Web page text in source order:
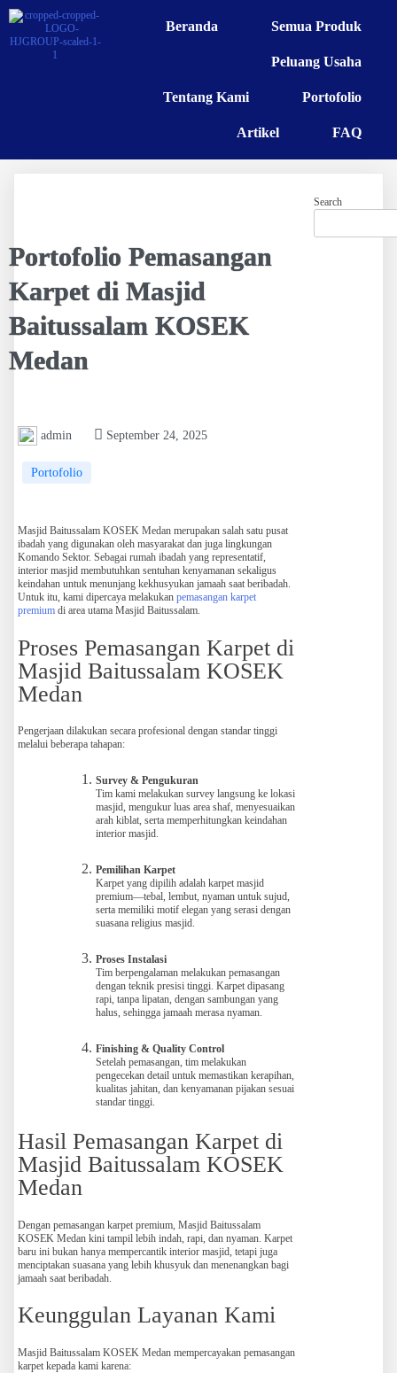
Beranda Semua Produk
Peluang Usaha
Tentang Kami Portofolio
Artikel FAQ
Portofolio Pemasangan
Karpet di Masjid
Baitussalam KOSEK
Medan
admin September 24, 2025
Portofolio
Masjid Baitussalam KOSEK Medan merupakan salah satu pusat
ibadah yang digunakan oleh masyarakat dan juga lingkungan
Komando Sektor. Sebagai rumah ibadah yang representatif,
interior masjid membutuhkan sentuhan kenyamanan sekaligus
keindahan untuk menunjang kekhusyukan jamaah saat beribadah.
Untuk itu, kami dipercaya melakukan pemasangan karpet
premium di area utama Masjid Baitussalam.
Proses Pemasangan Karpet di
Masjid Baitussalam KOSEK
Medan
Pengerjaan dilakukan secara profesional dengan standar tinggi
melalui beberapa tahapan:
Survey & Pengukuran
Tim kami melakukan survey langsung ke lokasi
masjid, mengukur luas area shaf, menyesuaikan
arah kiblat, serta memperhitungkan keindahan
interior masjid.
Pemilihan Karpet
Karpet yang dipilih adalah karpet masjid
premium—tebal, lembut, nyaman untuk sujud,
serta memiliki motif elegan yang serasi dengan
suasana religius masjid.
Proses Instalasi
Tim berpengalaman melakukan pemasangan
dengan teknik presisi tinggi. Karpet dipasang
rapi, tanpa lipatan, dengan sambungan yang
halus, sehingga jamaah merasa nyaman.
Finishing & Quality Control
Setelah pemasangan, tim melakukan
pengecekan detail untuk memastikan kerapihan,
kualitas jahitan, dan kenyamanan pijakan sesuai
standar tinggi.
Hasil Pemasangan Karpet di
Masjid Baitussalam KOSEK
Medan
Dengan pemasangan karpet premium, Masjid Baitussalam
KOSEK Medan kini tampil lebih indah, rapi, dan nyaman. Karpet
baru ini bukan hanya mempercantik interior masjid, tetapi juga
menciptakan suasana yang lebih khusyuk dan menenangkan bagi
jamaah saat beribadah.
Keunggulan Layanan Kami
Masjid Baitussalam KOSEK Medan mempercayakan pemasangan
karpet kepada kami karena:
Search